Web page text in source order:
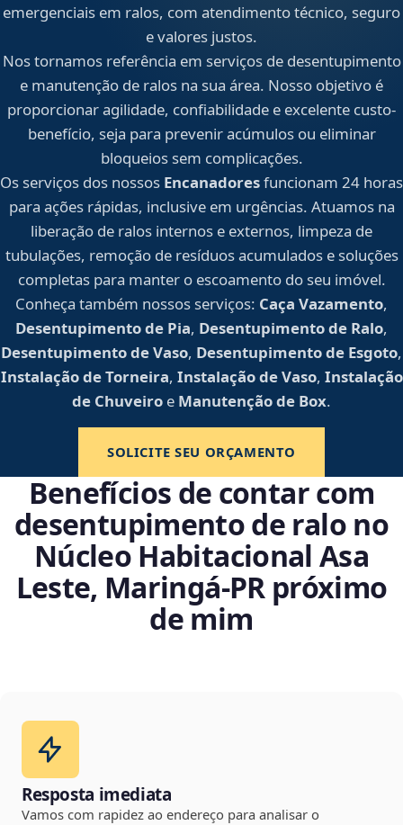
emergenciais em ralos, com atendimento técnico, seguro
e valores justos.
Nos tornamos referência em serviços de desentupimento
e manutenção de ralos na sua área. Nosso objetivo é
proporcionar agilidade, confiabilidade e excelente custo-
benefício, seja para prevenir acúmulos ou eliminar
bloqueios sem complicações.
Os serviços dos nossos Encanadoresfuncionam 24 horas
para ações rápidas, inclusive em urgências. Atuamos na
liberação de ralos internos e externos, limpeza de
tubulações, remoção de resíduos acumulados e soluções
completas para manter o escoamento do seu imóvel.
Conheça também nossos serviços: Caça Vazamento,
Desentupimento de Pia, Desentupimento de Ralo,
Desentupimento de Vaso, Desentupimento de Esgoto,
Instalação de Torneira, Instalação de Vaso, Instalação
de Chuveiro e Manutenção de Box.
SOLICITE SEU ORÇAMENTO
Benefícios de contar com
desentupimento de ralo no
Núcleo Habitacional Asa
Leste, Maringá‑PR próximo
de mim
Resposta imediata
Vamos com rapidez ao endereço para analisar o